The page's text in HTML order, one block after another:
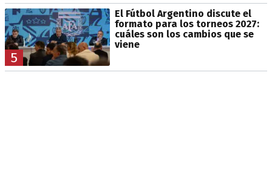
5
El Fútbol Argentino discute el
formato para los torneos 2027:
cuáles son los cambios que se
viene